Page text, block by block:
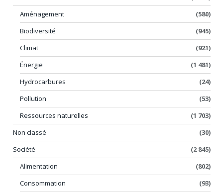
Aménagement
(580)
Biodiversité
(945)
Climat
(921)
Énergie
(1 481)
Hydrocarbures
(24)
Pollution
(53)
Ressources naturelles
(1 703)
Non classé
(30)
Société
(2 845)
Alimentation
(802)
Consommation
(93)